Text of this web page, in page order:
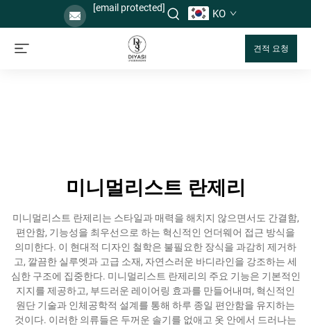
[email protected] KO
견적 요청
미니멀리스트 란제리
미니멀리스트 란제리는 스타일과 매력을 해치지 않으면서도 간결함,
편안함, 기능성을 최우선으로 하는 혁신적인 언더웨어 접근 방식을
의미한다. 이 현대적 디자인 철학은 불필요한 장식을 과감히 제거하
고, 깔끔한 실루엣과 고급 소재, 자연스러운 바디라인을 강조하는 세
심한 구조에 집중한다. 미니멀리스트 란제리의 주요 기능은 기본적인
지지를 제공하고, 부드러운 레이어링 효과를 만들어내며, 혁신적인
원단 기술과 인체공학적 설계를 통해 하루 종일 편안함을 유지하는
것이다. 이러한 의류들은 두꺼운 솔기를 없애고 옷 안에서 드러나는